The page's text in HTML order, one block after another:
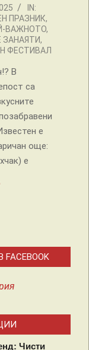
IN:
ПРАЗНИК,
ВАЖНОТО,
,
ФЕСТИВАЛ
В
са
е
още:
е
Чисти